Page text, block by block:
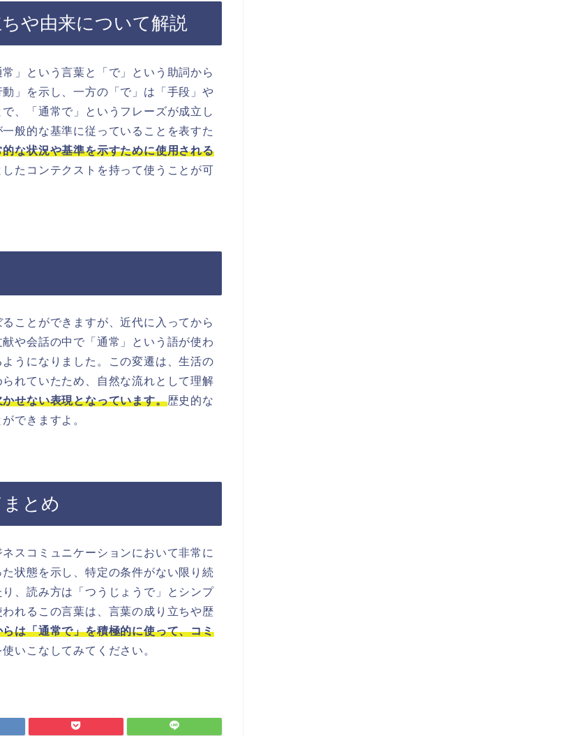
や由来について解説
」という言葉と「で」という助詞から
」を示し、一方の「で」は「手段」や
、「通常で」というフレーズが成立し
般的な基準に従っていることを表すた
な状況や基準を示すために使用される
たコンテクストを持って使うことが可
ことができますが、近代に入ってから
や会話の中で「通常」という語が使わ
うになりました。この変遷は、生活の
れていたため、自然な流れとして理解
せない表現となっています。歴史的な
できますよ。
とめ
スコミュニケーションにおいて非常に
状態を示し、特定の条件がない限り続
、読み方は「つうじょうで」とシンプ
れるこの言葉は、言葉の成り立ちや歴
らは「通常で」を積極的に使って、コミ
いこなしてみてください。